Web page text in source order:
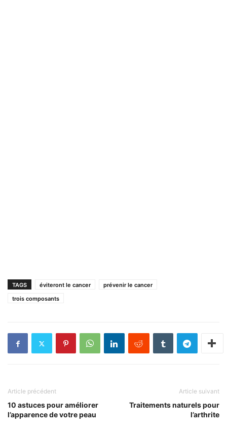
TAGS éviteront le cancer
prévenir le cancer
trois composants
Article précédent
10 astuces pour améliorer
l’apparence de votre peau
Article suivant
Traitements naturels pour
l’arthrite